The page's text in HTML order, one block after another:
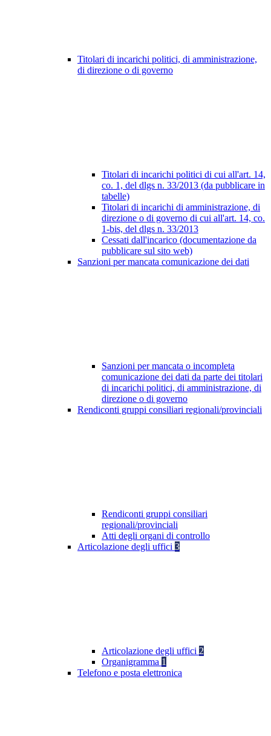
Titolari di incarichi politici, di amministrazione,
di direzione o di governo
Titolari di incarichi politici di cui all'art. 14,
co. 1, del dlgs n. 33/2013 (da pubblicare in
tabelle)
Titolari di incarichi di amministrazione, di
direzione o di governo di cui all'art. 14, co.
1-bis, del dlgs n. 33/2013
Cessati dall'incarico (documentazione da
pubblicare sul sito web)
Sanzioni per mancata comunicazione dei dati
Sanzioni per mancata o incompleta
comunicazione dei dati da parte dei titolari
di incarichi politici, di amministrazione, di
direzione o di governo
Rendiconti gruppi consiliari regionali/provinciali
Rendiconti gruppi consiliari
regionali/provinciali
Atti degli organi di controllo
Articolazione degli uffici 3
Articolazione degli uffici 2
Organigramma 1
Telefono e posta elettronica